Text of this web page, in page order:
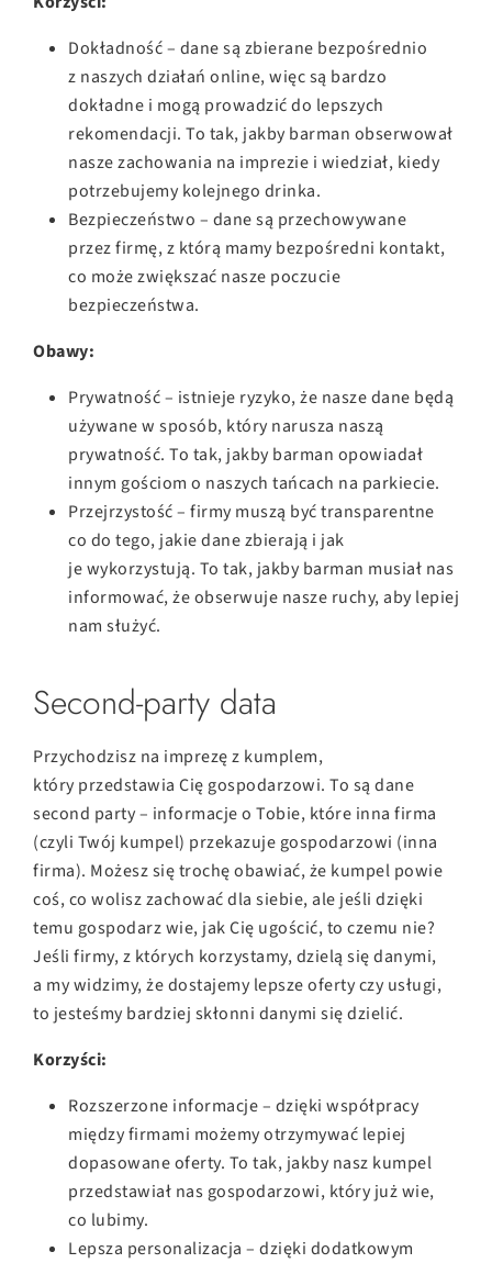
Dokładność – dane są zbierane bezpośrednio
z naszych działań online, więc są bardzo
dokładne i mogą prowadzić do lepszych
rekomendacji. To tak, jakby barman obserwował
nasze zachowania na imprezie i wiedział, kiedy
potrzebujemy kolejnego drinka.
Bezpieczeństwo – dane są przechowywane
przez firmę, z którą mamy bezpośredni kontakt,
co może zwiększać nasze poczucie
bezpieczeństwa.
Obawy:
Prywatność – istnieje ryzyko, że nasze dane będą
używane w sposób, który narusza naszą
prywatność. To tak, jakby barman opowiadał
innym gościom o naszych tańcach na parkiecie.
Przejrzystość – firmy muszą być transparentne
co do tego, jakie dane zbierają i jak
je wykorzystują. To tak, jakby barman musiał nas
informować, że obserwuje nasze ruchy, aby lepiej
nam służyć.
Second-party data
Przychodzisz na imprezę z kumplem,
który przedstawia Cię gospodarzowi. To są dane
second party – informacje o Tobie, które inna firma
(czyli Twój kumpel) przekazuje gospodarzowi (inna
firma). Możesz się trochę obawiać, że kumpel powie
coś, co wolisz zachować dla siebie, ale jeśli dzięki
temu gospodarz wie, jak Cię ugościć, to czemu nie?
Jeśli firmy, z których korzystamy, dzielą się danymi,
a my widzimy, że dostajemy lepsze oferty czy usługi,
to jesteśmy bardziej skłonni danymi się dzielić.
Korzyści:
Rozszerzone informacje – dzięki współpracy
między firmami możemy otrzymywać lepiej
dopasowane oferty. To tak, jakby nasz kumpel
przedstawiał nas gospodarzowi, który już wie,
co lubimy.
Lepsza personalizacja – dzięki dodatkowym